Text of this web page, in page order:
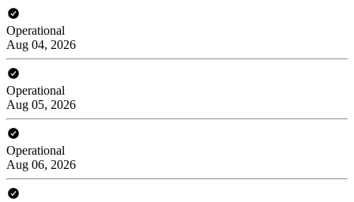
Operational
Aug 04, 2026
Operational
Aug 05, 2026
Operational
Aug 06, 2026